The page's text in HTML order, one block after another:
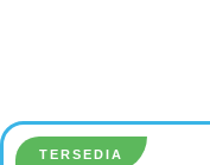
TERSEDIA